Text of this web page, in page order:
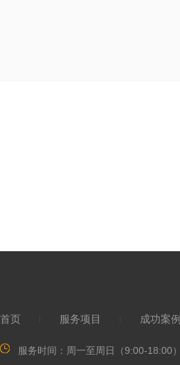
首页 服务项目 成功案例
服务时间： 周一至周日（9:00-18:00）